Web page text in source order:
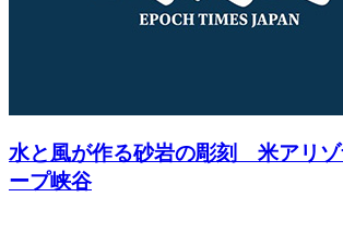
水と風が作る砂岩の彫刻 米アリゾ
ープ峡谷